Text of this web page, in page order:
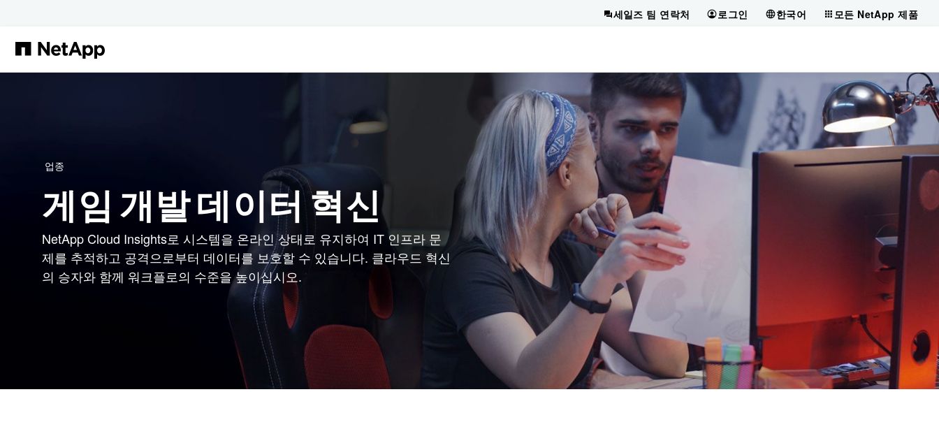
세일즈 팀 연락처 로그인 한국어 모든 NetApp 제품
업종
게임 개발 데이터 혁신
NetApp Cloud Insights로 시스템을 온라인 상태로 유지하여 IT 인프라 문
제를 추적하고 공격으로부터 데이터를 보호할 수 있습니다. 클라우드 혁신
의 승자와 함께 워크플로의 수준을 높이십시오.